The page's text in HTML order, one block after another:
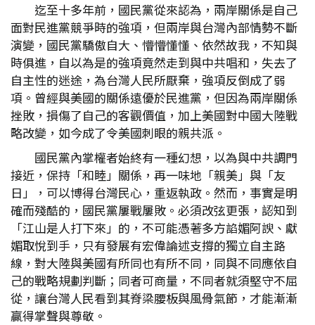
迄至十多年前，國民黨從來認為，兩岸關係是自己
面對民進黨競爭時的強項，但兩岸與台灣內部情勢不斷
演變，國民黨驕傲自大、懵懵懂懂、依然故我，不知與
時俱進，自以為是的強項竟然走到與中共唱和，失去了
自主性的迷途，為台灣人民所厭棄，強項反倒成了弱
項。曾經與美國的關係遠優於民進黨，但因為兩岸關係
挫敗，損傷了自己的客觀價值，加上美國對中國大陸戰
略改變，如今成了令美國刺眼的親共派。
國民黨內掌權者始終有一種幻想，以為與中共調門
接近，保持「和睦」關係，再一味地「親美」與「友
日」，可以博得台灣民心，重返執政。然而，事實是明
確而殘酷的，國民黨屢戰屢敗。必須改弦更張，認知到
「江山是人打下來」的，不可能憑著多方諂媚阿諛、獻
媚取悅到手，只有發展有宏偉論述支撐的獨立自主路
線，對大陸與美國有所同也有所不同，同與不同應依自
己的戰略規劃判斷；同者可商量，不同者就須堅守不屈
從，讓台灣人民看到其脊梁腰板與風骨氣節，才能漸漸
贏得掌聲與尊敬。